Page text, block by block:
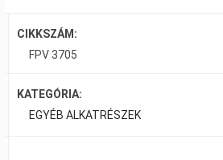
CIKKSZÁM:
FPV 3705
KATEGÓRIA:
EGYÉB ALKATRÉSZEK